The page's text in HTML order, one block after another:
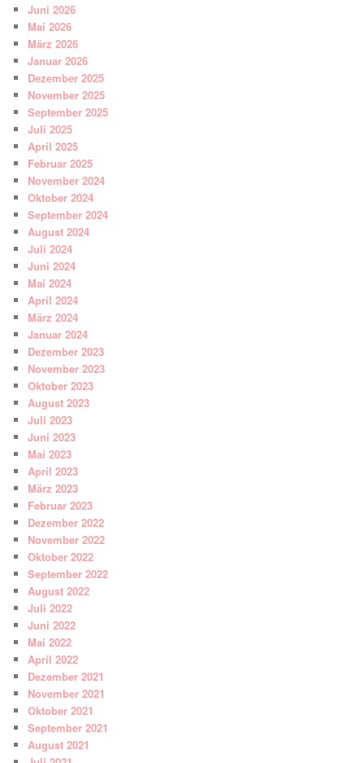
Juni 2026
Mai 2026
März 2026
Januar 2026
Dezember 2025
November 2025
September 2025
Juli 2025
April 2025
Februar 2025
November 2024
Oktober 2024
September 2024
August 2024
Juli 2024
Juni 2024
Mai 2024
April 2024
März 2024
Januar 2024
Dezember 2023
November 2023
Oktober 2023
August 2023
Juli 2023
Juni 2023
Mai 2023
April 2023
März 2023
Februar 2023
Dezember 2022
November 2022
Oktober 2022
September 2022
August 2022
Juli 2022
Juni 2022
Mai 2022
April 2022
Dezember 2021
November 2021
Oktober 2021
September 2021
August 2021